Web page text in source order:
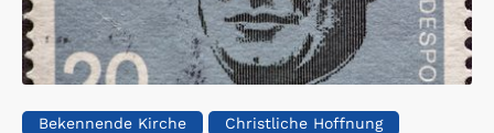
Bekennende Kirche
Christliche Hoffnung